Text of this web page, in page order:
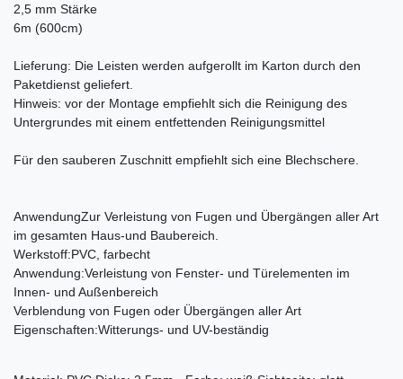
2,5 mm Stärke
6m (600cm)
Lieferung: Die Leisten werden aufgerollt im Karton durch den
Paketdienst geliefert.
Hinweis: vor der Montage empfiehlt sich die Reinigung des
Untergrundes mit einem entfettenden Reinigungsmittel
Für den sauberen Zuschnitt empfiehlt sich eine Blechschere.
AnwendungZur Verleistung von Fugen und Übergängen aller Art
im gesamten Haus-und Baubereich.
Werkstoff:PVC, farbecht
Anwendung:Verleistung von Fenster- und Türelementen im
Innen- und Außenbereich
Verblendung von Fugen oder Übergängen aller Art
Eigenschaften:Witterungs- und UV-beständig